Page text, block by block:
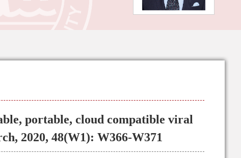
portable, cloud compatible viral
2020, 48(W1): W366-W371